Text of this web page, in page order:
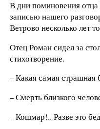
В дни поминовения
записью нашего
Ветрово несколько лет
Отец Роман сидел за
стихотворение.
– Какая самая страшная
– Смерть близкого
– Кошмар!.. Разве это